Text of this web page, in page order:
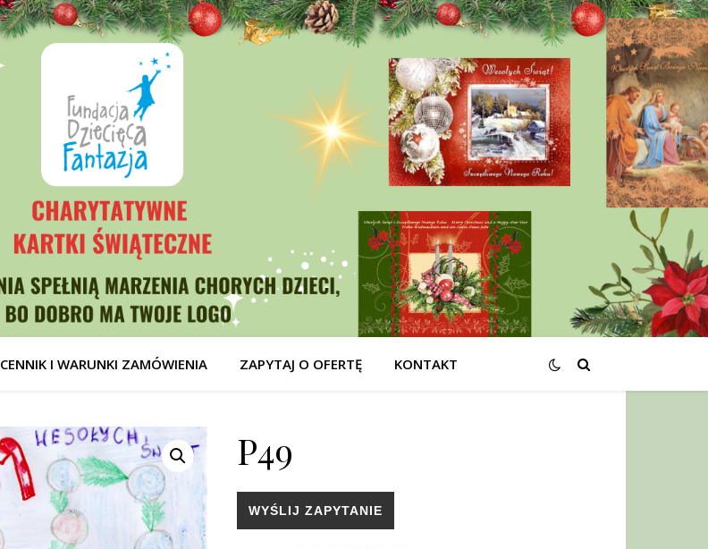
CENNIK I WARUNKI ZAMÓWIENIA ZAPYTAJ O OFERTĘ KONTAKT
P49
WYŚLIJ ZAPYTANIE